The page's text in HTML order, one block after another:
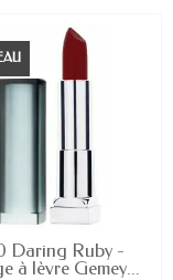
EN STOCK
Daring Ruby -
à lèvre Gemey...